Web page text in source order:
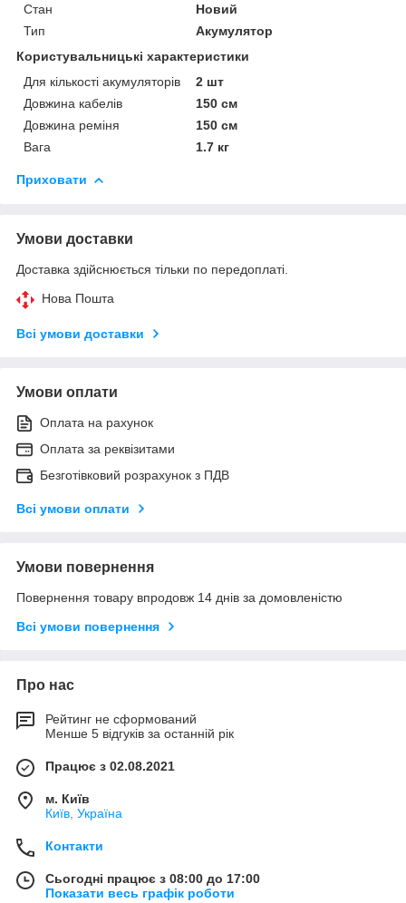
Стан
Новий
Тип
Акумулятор
Користувальницькі характеристики
Для кількості акумуляторів
2 шт
Довжина кабелів
150 см
Довжина реміня
150 см
Вага
1.7 кг
Приховати
Умови доставки
Доставка здійснюється тільки по передоплаті.
Нова Пошта
Всі умови доставки
Умови оплати
Оплата на рахунок
Оплата за реквізитами
Безготівковий розрахунок з ПДВ
Всі умови оплати
Умови повернення
Повернення товару впродовж 14 днів за домовленістю
Всі умови повернення
Про нас
Рейтинг не сформований
Менше 5 відгуків за останній рік
Працює з 02.08.2021
м. Київ
Київ, Україна
Контакти
Сьогодні працює з 08:00 до 17:00
Показати весь графік роботи